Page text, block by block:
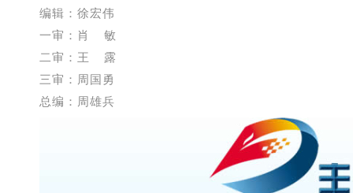
编辑：徐宏伟
一审： 肖 敏
二审：王 露
三审：周国勇
总编：周雄兵